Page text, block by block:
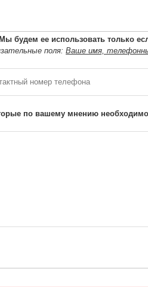
ее использовать только
поля:Ваше имя,
по вашему мнению